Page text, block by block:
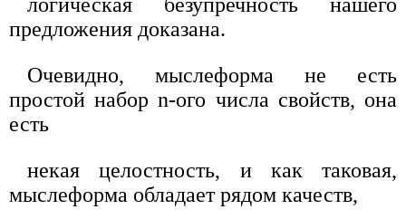
предложения доказана.
Очевидно, мыслеформа не есть
простой набор n-ого числа свойств, она
есть
некая целостность, и как таковая,
мыслеформа обладает рядом качеств,